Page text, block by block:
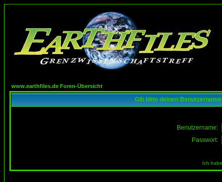
www.earthfiles.de Foren-Übersicht
Gib bitte deinen
Benutzername:
Passwort:
Ich